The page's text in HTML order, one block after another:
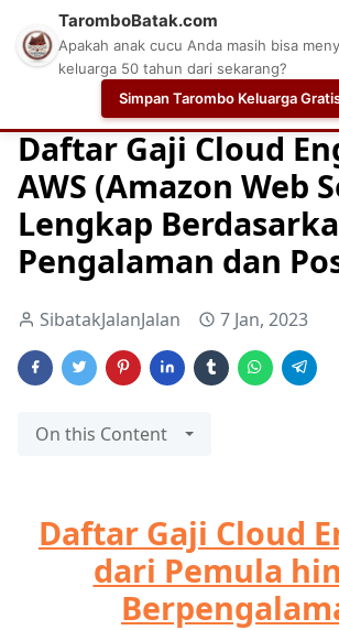
Aplikasi Cek Gaji Cek Gaji
Daftar Gaji Cloud
AWS (Amazon Web
Lengkap
Pengalaman dan
SibatakJalanJalan 7 Jan, 2023
On this Content
Daftar Gaji Cloud
dari Pemula
TaromboBatak.com
Apakah anak cucu Anda masih bisa
keluarga 50 tahun dari sekarang?
Simpan Tarombo Keluarga